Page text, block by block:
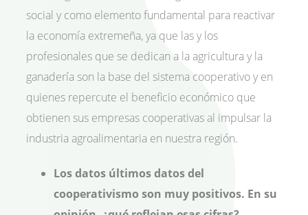
social y como elemento fundamental para reactivar
la economía extremeña, ya que las y los
profesionales que se dedican a la agricultura y la
ganadería son la base del sistema cooperativo y en
quienes repercute el beneficio económico que
obtienen sus empresas cooperativas al impulsar la
industria agroalimentaria en nuestra región.
Los datos últimos datos del
cooperativismo son muy positivos. En su